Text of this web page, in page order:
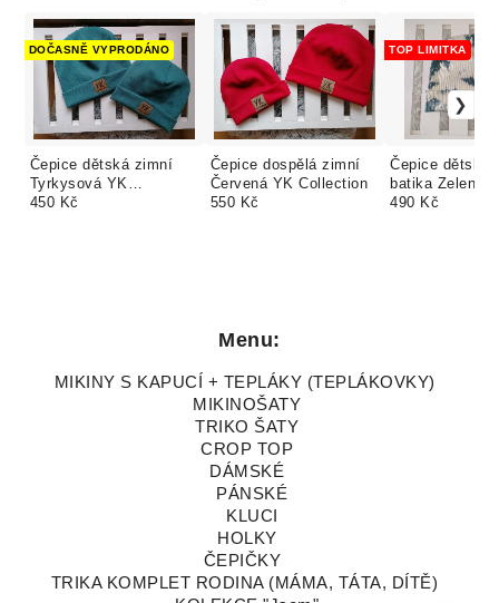
Čepice dětská zimní
Tyrkysová YK
Collection
DOČASNĚ VYPRODÁNO
450 Kč
Čepice dospělá zimní
Červená YK Collection
550 Kč
Čepice dětská
batika Zelená
Collection
TOP LIMITKA
490 Kč
Menu:
MIKINY S KAPUCÍ + TEPLÁKY (TEPLÁKOVKY)
MIKINOŠATY
TRIKO ŠATY
CROP TOP
DÁMSKÉ
PÁNSKÉ
KLUCI
HOLKY
ČEPIČKY
TRIKA KOMPLET RODINA (MÁMA, TÁTA, DÍTĚ)